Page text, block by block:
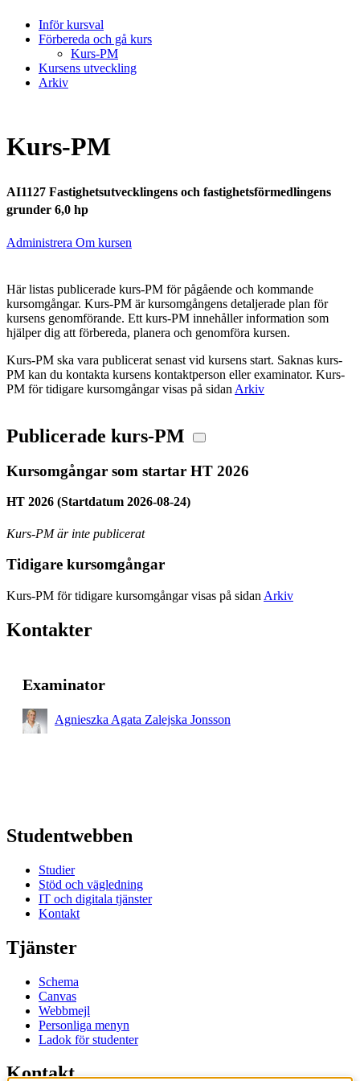
Inför kursval
Förbereda och gå kurs
Kurs-PM
Kursens utveckling
Arkiv
Kurs-PM
AI1127 Fastighetsutvecklingens och fastighetsförmedlingens
grunder 6,0 hp
Administrera Om kursen
Här listas publicerade kurs-PM för pågående och kommande
kursomgångar. Kurs-PM är kursomgångens detaljerade plan för
kursens genomförande. Ett kurs-PM innehåller information som
hjälper dig att förbereda, planera och genomföra kursen.
Kurs-PM ska vara publicerat senast vid kursens start. Saknas kurs-
PM kan du kontakta kursens kontaktperson eller examinator. Kurs-
PM för tidigare kursomgångar visas på sidan Arkiv
Publicerade kurs-PM
Kursomgångar som startar HT 2026
HT 2026 (Startdatum 2026-08-24)
Kurs-PM är inte publicerat
Tidigare kursomgångar
Kurs-PM för tidigare kursomgångar visas på sidan Arkiv
Kontakter
Examinator
Agnieszka Agata Zalejska Jonsson
Studentwebben
Studier
Stöd och vägledning
IT och digitala tjänster
Kontakt
Tjänster
Schema
Canvas
Webbmejl
Personliga menyn
Ladok för studenter
Kontakt